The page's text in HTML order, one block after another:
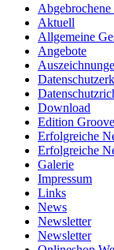
Aktuell
Allgemeine
Angebote
Download
Edition Groove
Erfolgreiche
Erfolgreiche
Galerie
Impressum
Links
News
Newsletter
Newsletter